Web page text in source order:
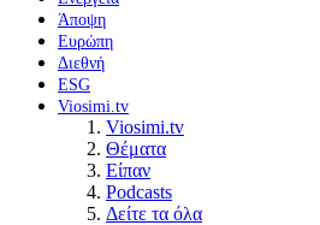
Άποψη
Ευρώπη
Διεθνή
ESG
Viosimi.tv
Viosimi.tv
Θέματα
Είπαν
Podcasts
Δείτε τα όλα